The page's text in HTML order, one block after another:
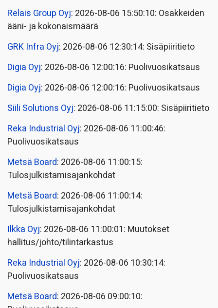
Relais Group Oyj: 2026-08-06 15:50:10: Osakkeiden
ääni- ja kokonaismäärä
GRK Infra Oyj: 2026-08-06 12:30:14: Sisäpiiritieto
Digia Oyj: 2026-08-06 12:00:16: Puolivuosikatsaus
Digia Oyj: 2026-08-06 12:00:16: Puolivuosikatsaus
Siili Solutions Oyj: 2026-08-06 11:15:00: Sisäpiiritieto
Reka Industrial Oyj: 2026-08-06 11:00:46:
Puolivuosikatsaus
Metsä Board: 2026-08-06 11:00:15:
Tulosjulkistamisajankohdat
Metsä Board: 2026-08-06 11:00:14:
Tulosjulkistamisajankohdat
Ilkka Oyj: 2026-08-06 11:00:01: Muutokset
hallitus/johto/tilintarkastus
Reka Industrial Oyj: 2026-08-06 10:30:14:
Puolivuosikatsaus
Metsä Board: 2026-08-06 09:00:10: